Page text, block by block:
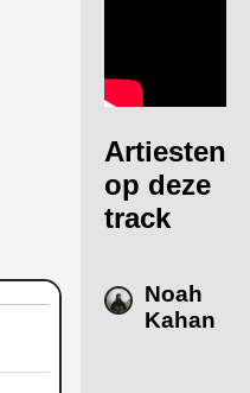
Artiesten
op deze
track
Noah
Kahan